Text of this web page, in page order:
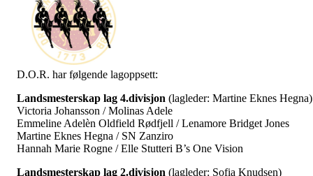
D.O.R. har følgende lagoppsett:
Landsmesterskap lag 4.divisjon (lagleder: Martine Eknes Hegna)
Victoria Johansson / Molinas Adele
Emmeline Adelèn Oldfield Rødfjell / Lenamore Bridget Jones
Martine Eknes Hegna / SN Zanziro
Hannah Marie Rogne / Elle Stutteri B’s One Vision
Landsmesterskap lag 2.divisjon (lagleder: Sofia Knudsen)